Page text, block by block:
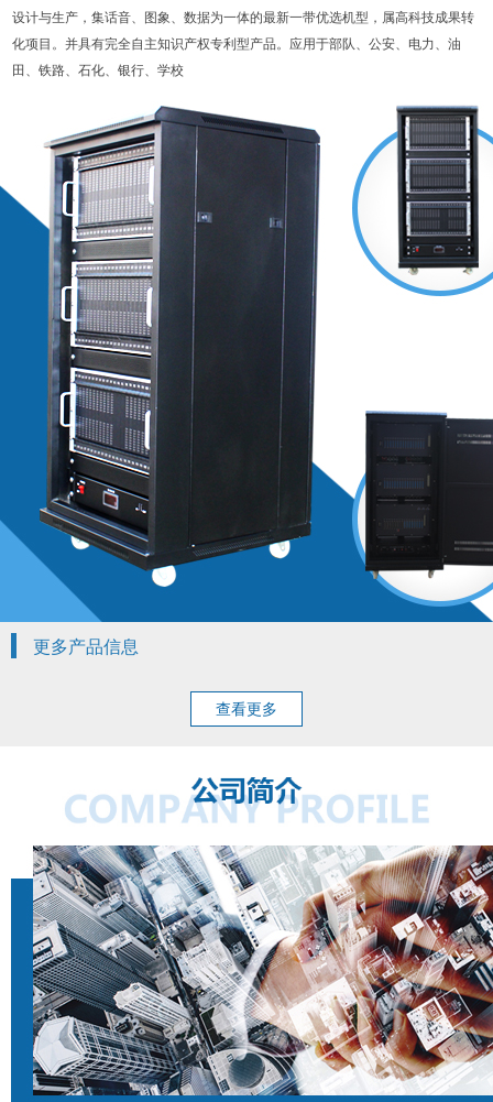
设计与生产，集话音、图象、数据为一体的最新一带优选机型，属高科技成果转
化项目。并具有完全自主知识产权专利型产品。应用于部队、公安、电力、油
田、铁路、石化、银行、学校
更多产品信息
查看更多